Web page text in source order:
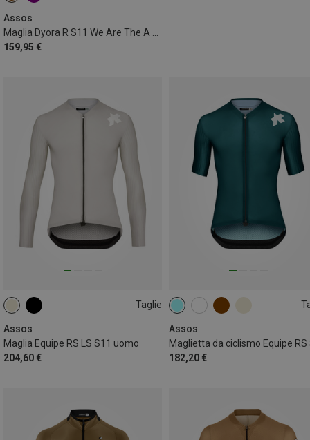
Assos
159,95 €
Taglie
Assos
Maglia Equipe RS LS S11 uomo
204,60 €
S M
Assos
182,20 €
S